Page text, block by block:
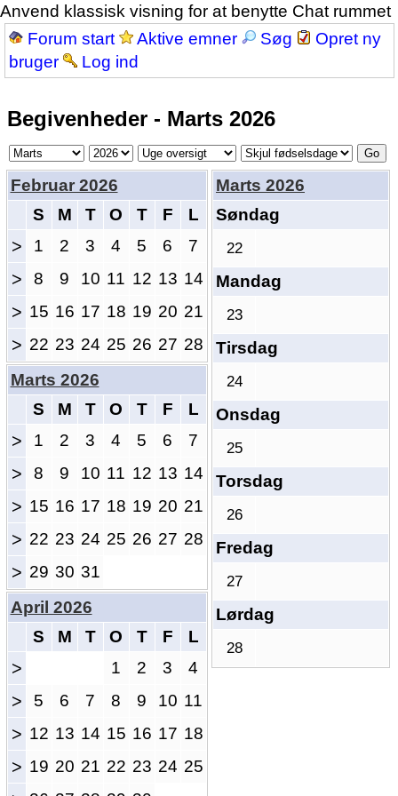
Anvend klassisk visning for at benytte Chat rummet
Forum start
Aktive emner Søg
Opret ny
bruger
Log ind
Begivenheder - Marts 2026
Februar 2026
S
M T O T F L
> 1 2 3 4 5 6 7
> 8 9 10 11 12 13 14
> 15 16 17 18 19 20 21
> 22 23 24 25 26 27 28
Marts 2026
Søndag
22
Mandag
23
Tirsdag
24
Onsdag
25
Torsdag
26
Fredag
27
Lørdag
28
Marts 2026
S
M T O T F L
> 1 2 3 4 5 6 7
> 8 9 10 11 12 13 14
> 15 16 17 18 19 20 21
> 22 23 24 25 26 27 28
> 29 30 31
April 2026
S
M T O T F L
> 1 2 3 4
> 5 6 7 8 9 10 11
> 12 13 14 15 16 17 18
> 19 20 21 22 23 24 25